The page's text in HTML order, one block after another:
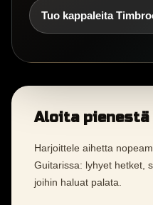
Tuo kappaleita
Aloita pienestä
Harjoittele aihetta
Guitarissa: lyhyet hetket,
joihin haluat palata.